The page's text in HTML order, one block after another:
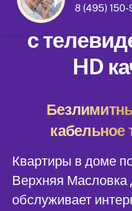
8 (495)
с
HD
кабельное
Квартиры в доме
Верхняя Масловка
обслуживает